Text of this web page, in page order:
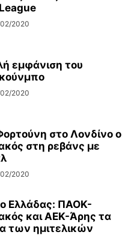
2020
εμφάνιση του
2020
στο Λονδίνο ο
στη ρεβάνς με
2020
Ελλάδας: ΠΑΟΚ-
και ΑΕΚ-Άρης τα
των ημιτελικών